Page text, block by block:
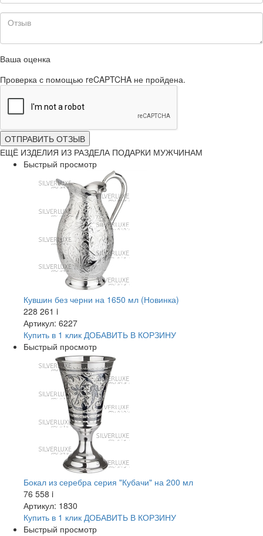
Ваша оценка
Проверка с помощью reCAPTCHA не пройдена.
ОТПРАВИТЬ ОТЗЫВ
ЕЩЁ ИЗДЕЛИЯ ИЗ РАЗДЕЛА ПОДАРКИ МУЖЧИНАМ
Быстрый просмотр
Кувшин без черни на 1650 мл (Новинка)
228 261 i
Артикул: 6227
Купить в 1 клик ДОБАВИТЬ В КОРЗИНУ
Быстрый просмотр
Бокал из серебра серия "Кубачи" на 200 мл
76 558 i
Артикул: 1830
Купить в 1 клик ДОБАВИТЬ В КОРЗИНУ
Быстрый просмотр